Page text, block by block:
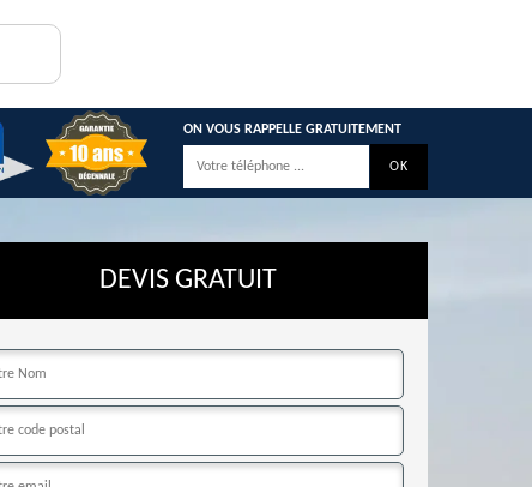
ON VOUS RAPPELLE GRATUITEMENT
DEVIS GRATUIT